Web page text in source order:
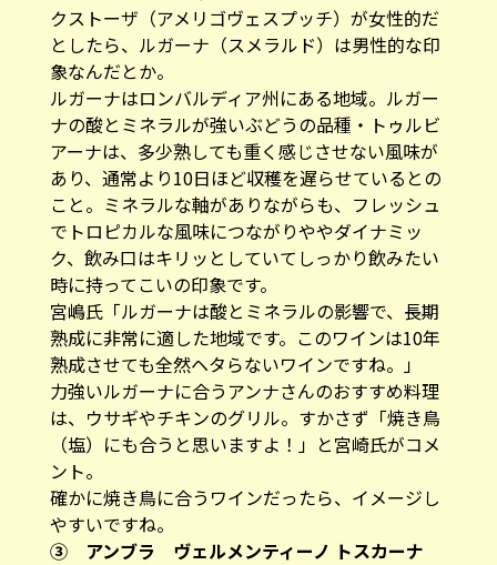
クストーザ（アメリゴヴェスプッチ）が女性的だ
としたら、ルガーナ（スメラルド）は男性的な印
象なんだとか。
ルガーナはロンバルディア州にある地域。ルガー
ナの酸とミネラルが強いぶどうの品種・トゥルビ
アーナは、多少熟しても重く感じさせない風味が
あり、通常より10日ほど収穫を遅らせているとの
こと。ミネラルな軸がありながらも、フレッシュ
でトロピカルな風味につながりややダイナミッ
ク、飲み口はキリッとしていてしっかり飲みたい
時に持ってこいの印象です。
宮嶋氏「ルガーナは酸とミネラルの影響で、長期
熟成に非常に適した地域です。このワインは10年
熟成させても全然ヘタらないワインですね。」
力強いルガーナに合うアンナさんのおすすめ料理
は、ウサギやチキンのグリル。すかさず「焼き鳥
（塩）にも合うと思いますよ！」と宮崎氏がコメ
ント。
確かに焼き鳥に合うワインだったら、イメージし
やすいですね。
③ アンブラ ヴェルメンティーノ トスカーナ